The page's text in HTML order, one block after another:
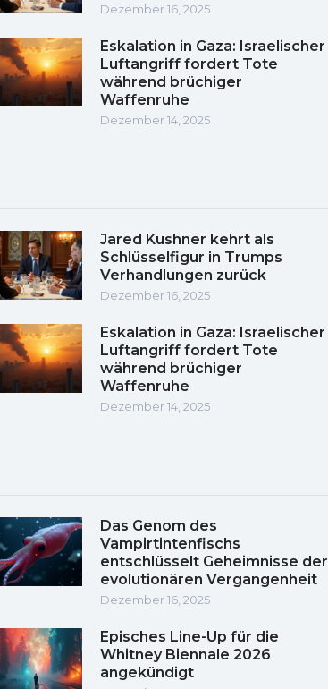
Dezember 16, 2025
Eskalation in Gaza: Israelischer
Luftangriff fordert Tote
während brüchiger
Waffenruhe
Dezember 14, 2025
Jared Kushner kehrt als
Schlüsselfigur in Trumps
Verhandlungen zurück
Dezember 16, 2025
Eskalation in Gaza: Israelischer
Luftangriff fordert Tote
während brüchiger
Waffenruhe
Dezember 14, 2025
Das Genom des
Vampirtintenfischs
entschlüsselt Geheimnisse der
evolutionären Vergangenheit
Dezember 16, 2025
Episches Line-Up für die
Whitney Biennale 2026
angekündigt